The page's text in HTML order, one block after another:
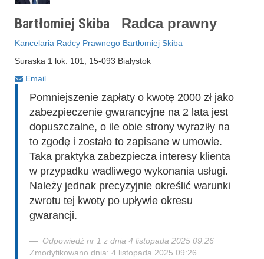
Bartłomiej Skiba Radca prawny
Kancelaria Radcy Prawnego Bartłomiej Skiba
Suraska 1 lok. 101, 15-093 Białystok
Email
Pomniejszenie zapłaty o kwotę 2000 zł jako
zabezpieczenie gwarancyjne na 2 lata jest
dopuszczalne, o ile obie strony wyraziły na
to zgodę i zostało to zapisane w umowie.
Taka praktyka zabezpiecza interesy klienta
w przypadku wadliwego wykonania usługi.
Należy jednak precyzyjnie określić warunki
zwrotu tej kwoty po upływie okresu
gwarancji.
Odpowiedź nr 1 z dnia 4 listopada 2025 09:26
Zmodyfikowano dnia: 4 listopada 2025 09:26